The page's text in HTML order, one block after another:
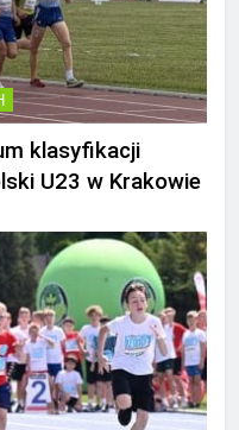
klasyfikacji
U23 w Krakowie